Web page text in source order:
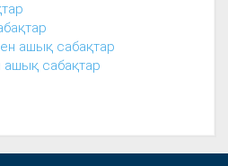
ашық сабақтар
ашық сабақтар